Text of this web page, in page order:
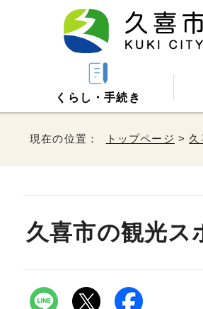
くらし・手続き
現在の位置： トップページ > 久
久喜市の観光ス